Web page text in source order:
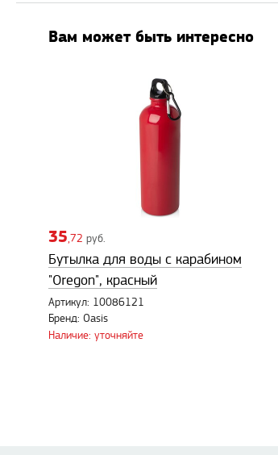
Вам может быть интересно
35,72 руб.
Бутылка для воды с карабином
"Oregon", красный
Артикул: 10086121
Бренд: Oasis
Наличие: уточняйте